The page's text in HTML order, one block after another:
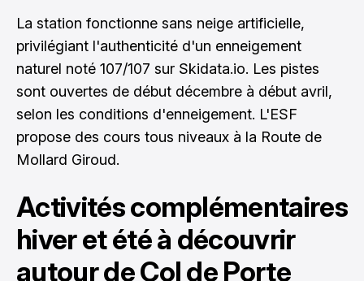
La station fonctionne sans neige artificielle,
privilégiant l'authenticité d'un enneigement
naturel noté 107/107 sur Skidata.io. Les pistes
sont ouvertes de début décembre à début avril,
selon les conditions d'enneigement. L'ESF
propose des cours tous niveaux à la Route de
Mollard Giroud.
Activités complémentaires
hiver et été à découvrir
autour de Col de Porte